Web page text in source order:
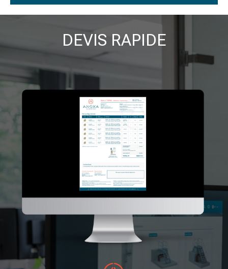
DEVIS RAPIDE